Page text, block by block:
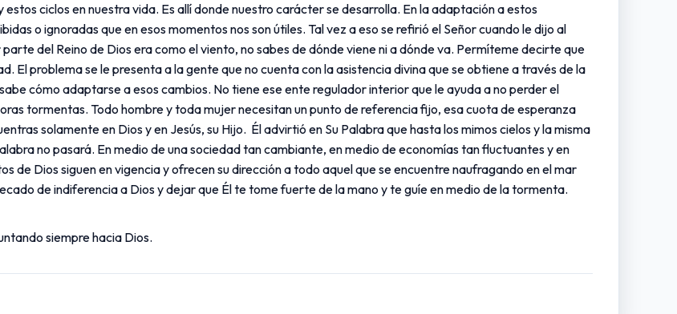
ciclos en nuestra vida. Es allí donde nuestro carácter se desarrolla. En la adaptación a estos
o ignoradas que en esos momentos nos son útiles. Tal vez a eso se refirió el Señor cuando le dijo al
del Reino de Dios era como el viento, no sabes de dónde viene ni a dónde va. Permíteme decirte que
El problema se le presenta a la gente que no cuenta con la asistencia divina que se obtiene a través de la
cómo adaptarse a esos cambios. No tiene ese ente regulador interior que le ayuda a no perder el
tormentas. Todo hombre y toda mujer necesitan un punto de referencia fijo, esa cuota de esperanza
solamente en Dios y en Jesús, su Hijo. Él advirtió en Su Palabra que hasta los mimos cielos y la misma
no pasará. En medio de una sociedad tan cambiante, en medio de economías tan fluctuantes y en
de Dios siguen en vigencia y ofrecen su dirección a todo aquel que se encuentre naufragando en el mar
de indiferencia a Dios y dejar que Él te tome fuerte de la mano y te guíe en medio de la tormenta.
siempre hacia Dios.